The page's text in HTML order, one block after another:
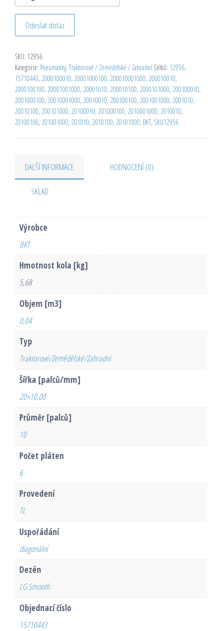
Odeslat dotaz
SKU: 12956
Kategorie: Pneumatiky, Traktorové / Zemědělské / ZahradníŠtítků: 12956,
15710443, 2000100010, 20001000100, 200010001000, 200010010,
2000100100, 20001001000, 20001010, 200010100, 2000101000, 200100010,
2001000100, 20010001000, 20010010, 200100100, 2001001000, 2001010,
20010100, 200101000, 20100010, 201000100, 2010001000, 2010010,
20100100, 201001000, 201010, 2010100, 20101000, BKT, SKU12956
DALŠÍ INFORMACE HODNOCENÍ (0)
SKLAD
Výrobce
BKT
Hmotnost kola [kg]
5,68
Objem [m3]
0,04
Typ
Traktorové/Zemědělské/Zahradní
Šířka [palců/mm]
20×10,00
Průměr [palců]
10
Počet pláten
6
Provedení
TL
Uspořádání
diagonální
Dezén
LG Smooth
Objednací číslo
15710443